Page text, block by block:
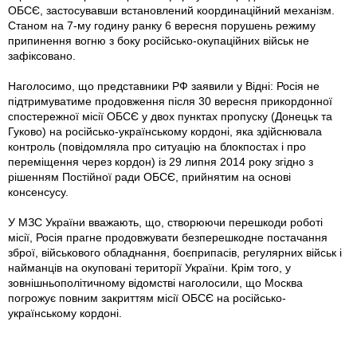
ОБСЄ, застосувавши встановлений координаційний механізм.
Станом на 7-му годину ранку 6 вересня порушень режиму
припинення вогню з боку російсько-окупаційних військ не
зафіксовано.
Наголосимо, що представники РФ заявили у Відні: Росія не
підтримуватиме продовження після 30 вересня прикордонної
спостережної місії ОБСЄ у двох пунктах пропуску (Донецьк та
Гуково) на російсько-українському кордоні, яка здійснювала
контроль (повідомляла про ситуацію на блокпостах i про
переміщення через кордон) із 29 липня 2014 року згідно з
рішенням Постійної ради ОБСЄ, прийнятим на основі
консенсусу.
У МЗС України вважають, що, створюючи перешкоди роботі
місії, Росія прагне продовжувати безперешкодне постачання
зброї, військового обладнання, боєприпасів, регулярних військ і
найманців на окуповані території України. Крім того, у
зовнішньо­політичному відомстві наголосили, що Москва
погрожує повним закриттям місії ОБСЄ на російсько-
українському кордоні.